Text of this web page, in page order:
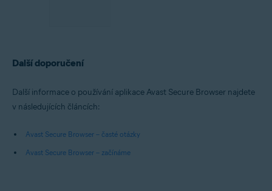
Další doporučení
Další informace o používání aplikace Avast Secure Browser najdete
v následujících článcích:
Avast Secure Browser – časté otázky
Avast Secure Browser – začínáme